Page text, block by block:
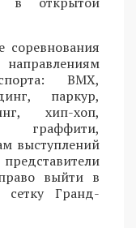
соревнования
BMX,
паркур,
хип-хоп,
граффити,
выступлений
выйти в
сетку Гранд-